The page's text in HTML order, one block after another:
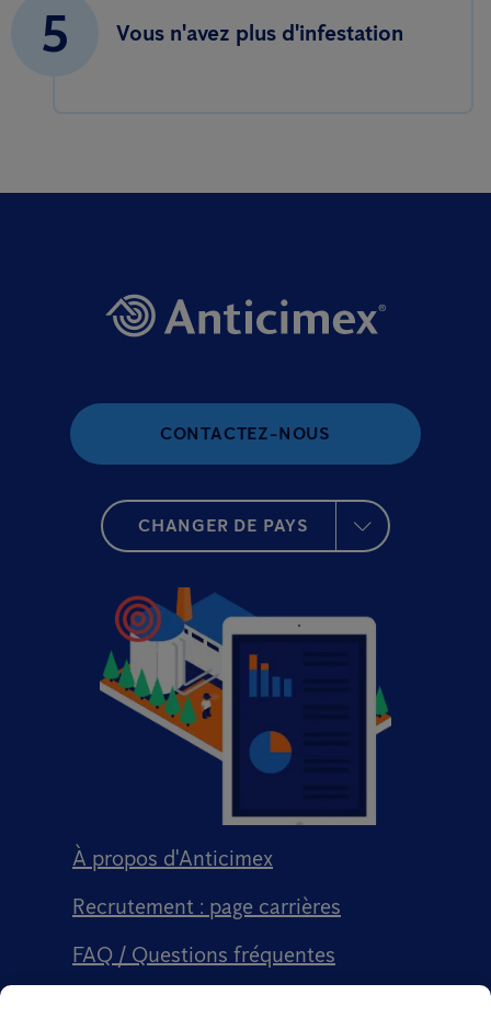
5 Vous n'avez plus d'infestation
CONTACTEZ-NOUS
CHANGER DE PAYS
À propos d'Anticimex
Recrutement : page carrières
FAQ / Questions fréquentes